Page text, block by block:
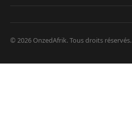
© 2026 OnzedAfrik. Tous droits réservés.